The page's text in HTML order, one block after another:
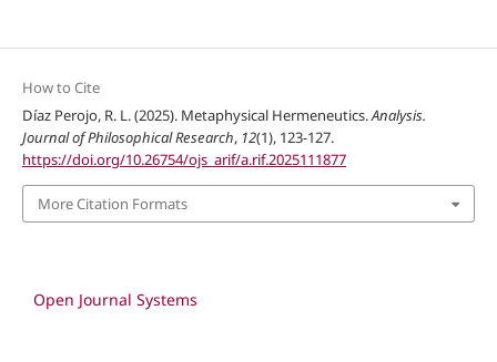
How to Cite
Díaz Perojo, R. L. (2025). Metaphysical Hermeneutics.Analysis.
Journal of Philosophical Research, 12(1), 123-127.
https://doi.org/10.26754/ojs_arif/a.rif.2025111877
More Citation Formats
Open Journal Systems